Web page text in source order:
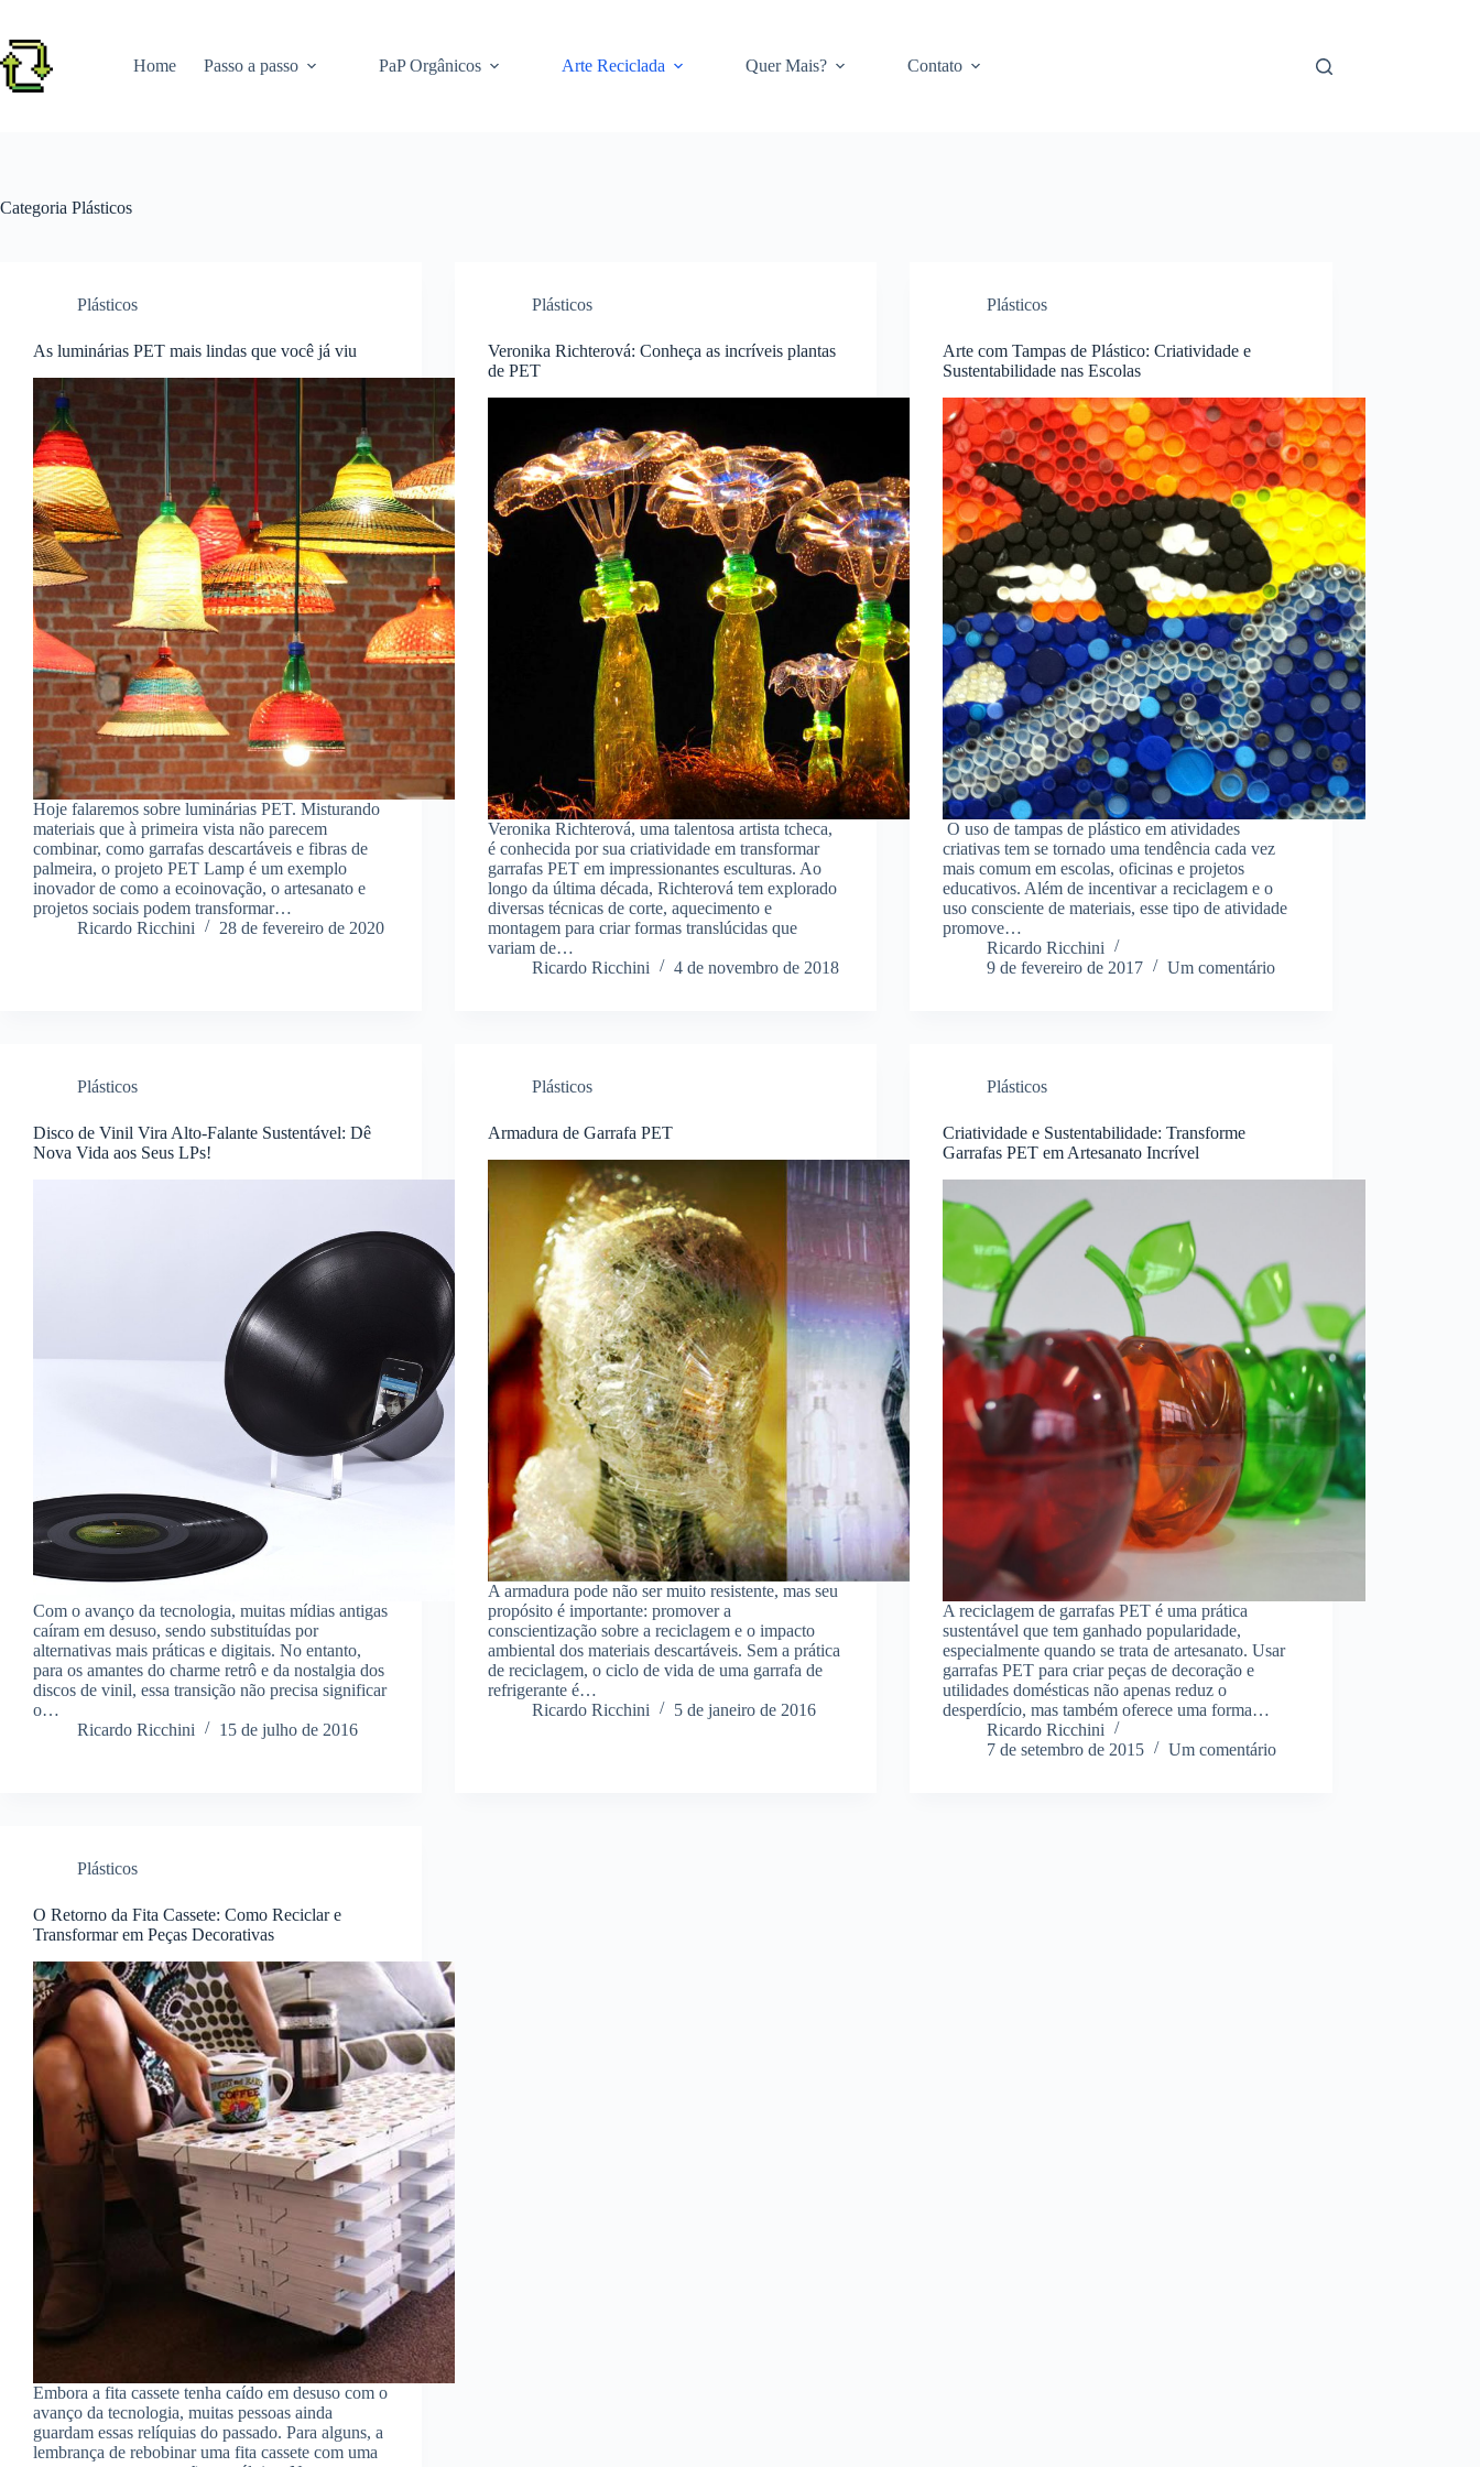
conteúdo
Home Passo a passo PaP Orgânicos Arte Reciclada Quer Mais? Contato
Categoria Plásticos
Plásticos
As luminárias PET mais lindas que você já viu
Hoje falaremos sobre luminárias PET. Misturando
materiais que à primeira vista não parecem
combinar, como garrafas descartáveis e fibras de
palmeira, o projeto PET Lamp é um exemplo
inovador de como a ecoinovação, o artesanato e
projetos sociais podem transformar…
Ricardo Ricchini
28 de fevereiro de 2020
Plásticos
Veronika Richterová: Conheça as incríveis plantas
de PET
Veronika Richterová, uma talentosa artista tcheca,
é conhecida por sua criatividade em transformar
garrafas PET em impressionantes esculturas. Ao
longo da última década, Richterová tem explorado
diversas técnicas de corte, aquecimento e
montagem para criar formas translúcidas que
variam de…
Ricardo Ricchini
4 de novembro de 2018
Plásticos
Arte com Tampas de Plástico: Criatividade e
Sustentabilidade nas Escolas
O uso de tampas de plástico em atividades
criativas tem se tornado uma tendência cada vez
mais comum em escolas, oficinas e projetos
educativos. Além de incentivar a reciclagem e o
uso consciente de materiais, esse tipo de atividade
promove…
Ricardo Ricchini
9 de fevereiro de 2017
Um comentário
Plásticos
Disco de Vinil Vira Alto-Falante Sustentável: Dê
Nova Vida aos Seus LPs!
Com o avanço da tecnologia, muitas mídias antigas
caíram em desuso, sendo substituídas por
alternativas mais práticas e digitais. No entanto,
para os amantes do charme retrô e da nostalgia dos
discos de vinil, essa transição não precisa significar
o…
Ricardo Ricchini
15 de julho de 2016
Plásticos
Armadura de Garrafa PET
A armadura pode não ser muito resistente, mas seu
propósito é importante: promover a
conscientização sobre a reciclagem e o impacto
ambiental dos materiais descartáveis. Sem a prática
de reciclagem, o ciclo de vida de uma garrafa de
refrigerante é…
Ricardo Ricchini
5 de janeiro de 2016
Plásticos
Criatividade e Sustentabilidade: Transforme
Garrafas PET em Artesanato Incrível
A reciclagem de garrafas PET é uma prática
sustentável que tem ganhado popularidade,
especialmente quando se trata de artesanato. Usar
garrafas PET para criar peças de decoração e
utilidades domésticas não apenas reduz o
desperdício, mas também oferece uma forma…
Ricardo Ricchini
7 de setembro de 2015
Um comentário
Plásticos
O Retorno da Fita Cassete: Como Reciclar e
Transformar em Peças Decorativas
Embora a fita cassete tenha caído em desuso com o
avanço da tecnologia, muitas pessoas ainda
guardam essas relíquias do passado. Para alguns, a
lembrança de rebobinar uma fita cassete com uma